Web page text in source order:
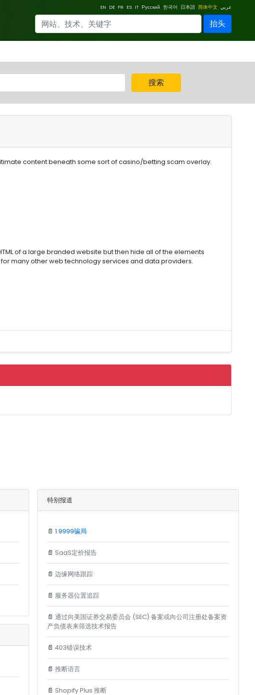
EN DE FR ES IT Русский 한국어 日本語 简体中文 عربي
抬头
搜索
content beneath some sort of casino/betting scam overlay.
of a large branded website but then hide all of the elements
many other web technology services and data providers.
特别报道
📄 1.9999骗局
📄 SaaS定价报告
📄 边缘网络跟踪
📄 服务器位置追踪
📄 通过向美国证券交易委员会 (SEC) 备案或向公司注册处备案资
产负债表来筛选技术报告
📄 403错误技术
📄 推断语言
📄 Shopify Plus 推断